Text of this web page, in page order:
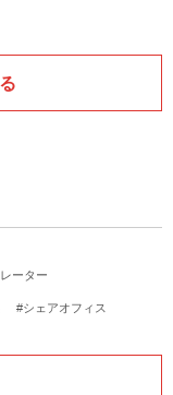
ーター
#シェアオフィス